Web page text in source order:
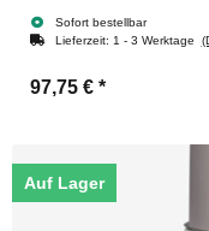
Sofort bestellbar
Lieferzeit: 1 - 3 Werktage
97,75 € *
Auf Lager